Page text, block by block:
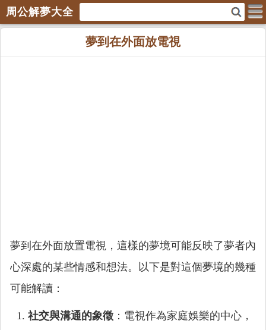
周公解夢大全
夢到在外面放電視
夢到在外面放置電視，這樣的夢境可能反映了夢者內
心深處的某些情感和想法。以下是對這個夢境的幾種
可能解讀：
社交與溝通的象徵 ：電視作為家庭娛樂的中心，